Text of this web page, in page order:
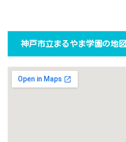
神戸市立まるやま学園の地図